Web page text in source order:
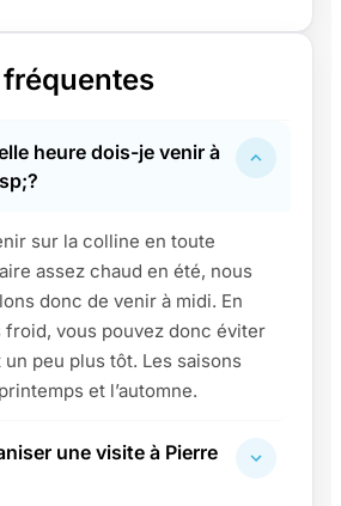
heure dois-je venir à
sur la colline en toute
assez chaud en été, nous
donc de venir à midi. En
froid, vous pouvez donc éviter
peu plus tôt. Les saisons
et l’automne.
une visite à Pierre